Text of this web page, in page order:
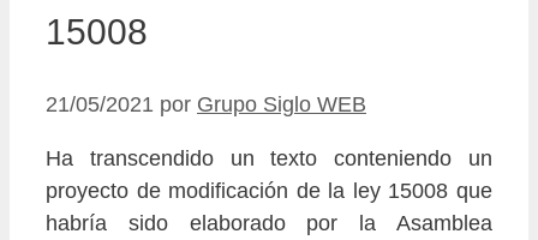
15008
21/05/2021 por Grupo Siglo WEB
Ha transcendido un texto conteniendo un
proyecto de modificación de la ley 15008 que
habría sido elaborado por la Asamblea